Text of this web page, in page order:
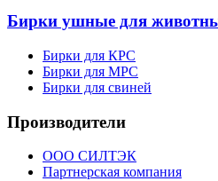
Бирки ушные для
Бирки для КРС
Бирки для МРС
Бирки для свиней
Производители
ООО СИЛТЭК
Партнерская компания